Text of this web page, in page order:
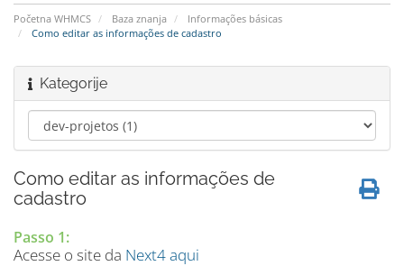
Početna WHMCS Baza znanja
Informações básicas
Como editar as informações de cadastro
Kategorije
Como editar as informações de
cadastro
Passo 1:
Acesse o site da Next4 aqui